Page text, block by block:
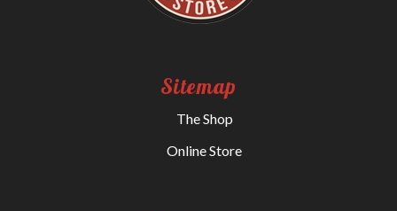
Sitemap
The Shop
Online Store